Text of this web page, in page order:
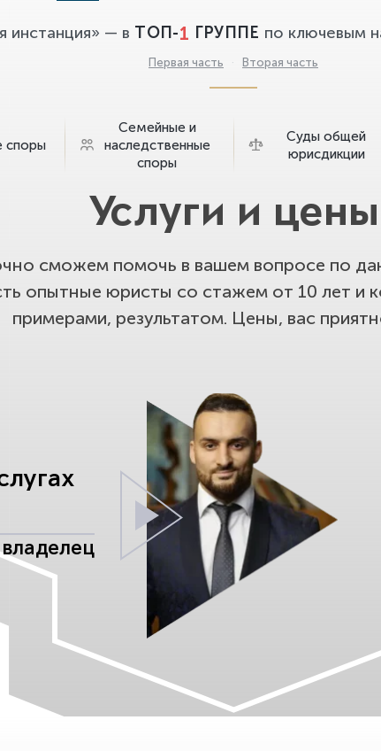
инстанция» — в ТОП-1 ГРУППЕ по ключевым
Первая часть · Вторая часть
споры
Семейные и
наследственные
споры
Суды общей
юрисдикции
Услуги и цены
сможем помочь в вашем вопросе по
опытные юристы со стажем от 10 лет и
примерами, результатом. Цены, вас